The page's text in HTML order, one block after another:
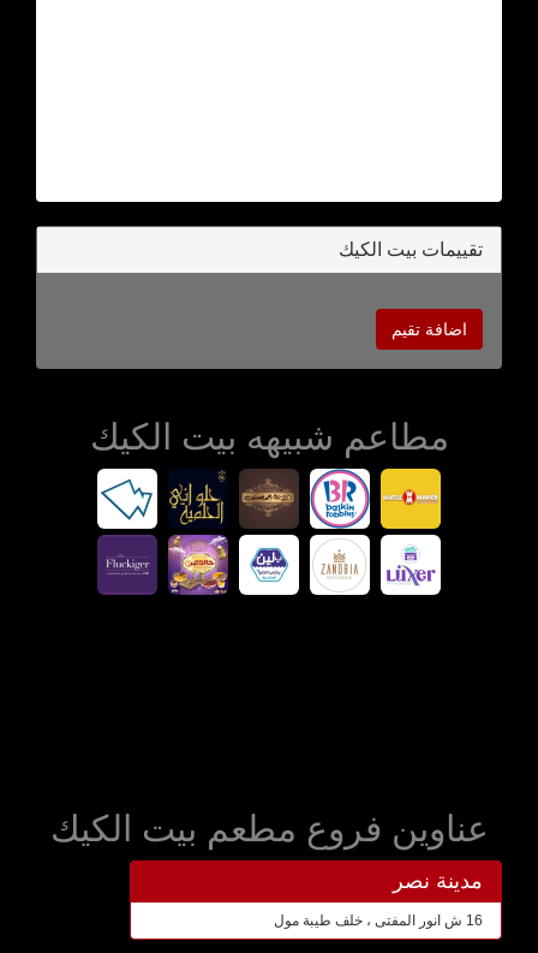
تقييمات بيت الكيك
اضافة تقيم
مطاعم شبيهه بيت الكيك
عناوين فروع مطعم بيت الكيك
مدينة نصر
16 ش انور المفتى ، خلف طيبة مول